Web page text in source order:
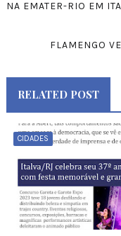
NA EMATER-RIO EM
FLAMENGO
RELATED POST
CIDADES